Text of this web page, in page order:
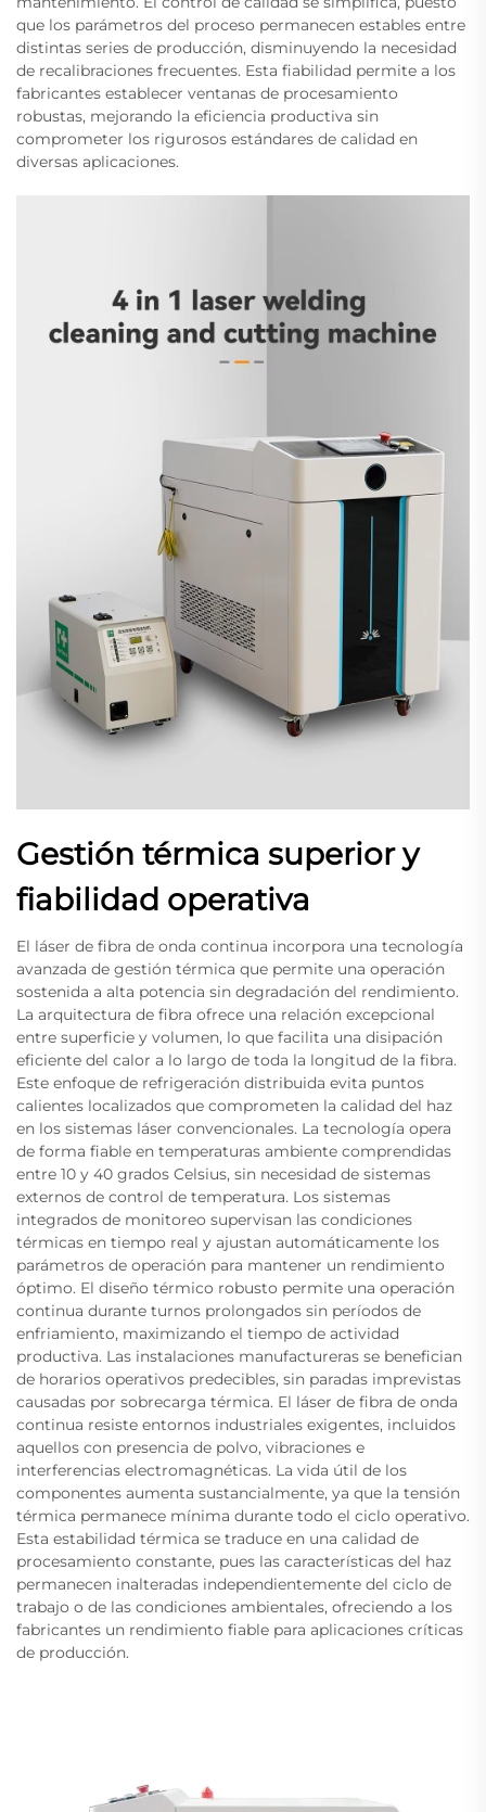
que los parámetros del proceso permanecen estables entre
distintas series de producción, disminuyendo la necesidad
de recalibraciones frecuentes. Esta fiabilidad permite a los
fabricantes establecer ventanas de procesamiento
robustas, mejorando la eficiencia productiva sin
comprometer los rigurosos estándares de calidad en
diversas aplicaciones.
Gestión térmica superior y
fiabilidad operativa
El láser de fibra de onda continua incorpora una tecnología
avanzada de gestión térmica que permite una operación
sostenida a alta potencia sin degradación del rendimiento.
La arquitectura de fibra ofrece una relación excepcional
entre superficie y volumen, lo que facilita una disipación
eficiente del calor a lo largo de toda la longitud de la fibra.
Este enfoque de refrigeración distribuida evita puntos
calientes localizados que comprometen la calidad del haz
en los sistemas láser convencionales. La tecnología opera
de forma fiable en temperaturas ambiente comprendidas
entre 10 y 40 grados Celsius, sin necesidad de sistemas
externos de control de temperatura. Los sistemas
integrados de monitoreo supervisan las condiciones
térmicas en tiempo real y ajustan automáticamente los
parámetros de operación para mantener un rendimiento
óptimo. El diseño térmico robusto permite una operación
continua durante turnos prolongados sin períodos de
enfriamiento, maximizando el tiempo de actividad
productiva. Las instalaciones manufactureras se benefician
de horarios operativos predecibles, sin paradas imprevistas
causadas por sobrecarga térmica. El láser de fibra de onda
continua resiste entornos industriales exigentes, incluidos
aquellos con presencia de polvo, vibraciones e
interferencias electromagnéticas. La vida útil de los
componentes aumenta sustancialmente, ya que la tensión
térmica permanece mínima durante todo el ciclo operativo.
Esta estabilidad térmica se traduce en una calidad de
procesamiento constante, pues las características del haz
permanecen inalteradas independientemente del ciclo de
trabajo o de las condiciones ambientales, ofreciendo a los
fabricantes un rendimiento fiable para aplicaciones críticas
de producción.